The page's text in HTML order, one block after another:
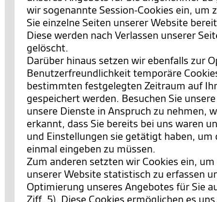
wir sogenannte Session-Cookies ein, um
Sie einzelne Seiten unserer Website
Diese werden nach Verlassen unserer
gelöscht.
Darüber hinaus setzen wir ebenfalls zur
Benutzerfreundlichkeit temporäre
bestimmten festgelegten Zeitraum auf
gespeichert werden. Besuchen Sie
unsere Dienste in Anspruch zu nehmen,
erkannt, dass Sie bereits bei uns waren
und Einstellungen sie getätigt haben, um
einmal eingeben zu müssen.
Zum anderen setzten wir Cookies ein,
unserer Website statistisch zu erfassen
Optimierung unseres Angebotes für Sie
Ziff. 5). Diese Cookies ermöglichen es